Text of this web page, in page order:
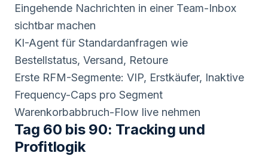
Eingehende Nachrichten in einer Team-Inbox
sichtbar machen
KI-Agent für Standardanfragen wie
Bestellstatus, Versand, Retoure
Erste RFM-Segmente: VIP, Erstkäufer, Inaktive
Frequency-Caps pro Segment
Warenkorbabbruch-Flow live nehmen
Tag 60 bis 90: Tracking und
Profitlogik